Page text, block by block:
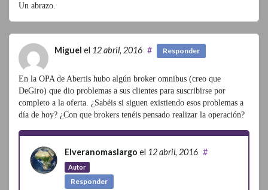
Un abrazo.
Miguel el 12 abril, 2016 # Responder
En la OPA de Abertis hubo algún broker omnibus (creo que
DeGiro) que dio problemas a sus clientes para suscribirse por
completo a la oferta. ¿Sabéis si siguen existiendo esos problemas a
día de hoy? ¿Con que brokers tenéis pensado realizar la operación?
Elveranomaslargo el 12 abril, 2016
Autor
#
Responder